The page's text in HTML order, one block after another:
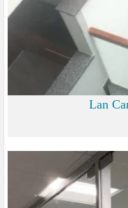
Lan